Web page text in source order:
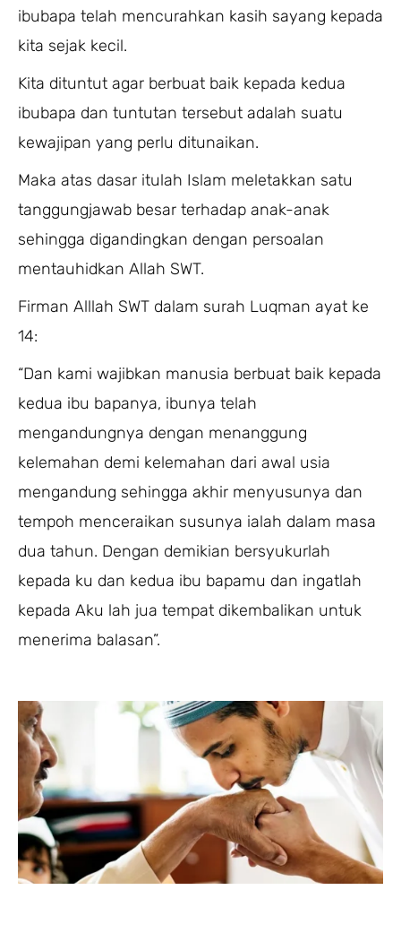
ibubapa telah mencurahkan kasih sayang kepada
kita sejak kecil.
Kita dituntut agar berbuat baik kepada kedua
ibubapa dan tuntutan tersebut adalah suatu
kewajipan yang perlu ditunaikan.
Maka atas dasar itulah Islam meletakkan satu
tanggungjawab besar terhadap anak-anak
sehingga digandingkan dengan persoalan
mentauhidkan Allah SWT.
Firman Alllah SWT dalam surah Luqman ayat ke
14:
“Dan kami wajibkan manusia berbuat baik kepada
kedua ibu bapanya, ibunya telah
mengandungnya dengan menanggung
kelemahan demi kelemahan dari awal usia
mengandung sehingga akhir menyusunya dan
tempoh menceraikan susunya ialah dalam masa
dua tahun. Dengan demikian bersyukurlah
kepada ku dan kedua ibu bapamu dan ingatlah
kepada Aku lah jua tempat dikembalikan untuk
menerima balasan”.